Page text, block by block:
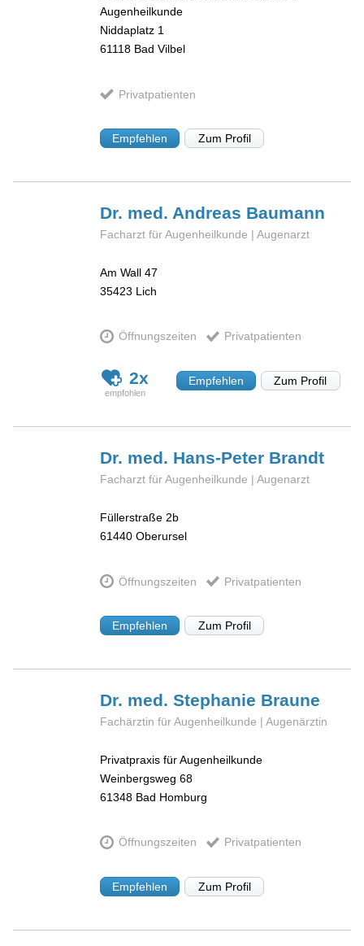
Augenheilkunde
Niddaplatz 1
61118 Bad Vilbel
Privatpatienten
Empfehlen Zum Profil
Dr. med. Andreas Baumann
Facharzt für Augenheilkunde | Augenarzt
Am Wall 47
35423 Lich
Öffnungszeiten Privatpatienten
2x Empfehlen Zum Profil
Dr. med. Hans-Peter Brandt
Facharzt für Augenheilkunde | Augenarzt
Füllerstraße 2b
61440 Oberursel
Öffnungszeiten Privatpatienten
Empfehlen Zum Profil
Dr. med. Stephanie Braune
Fachärztin für Augenheilkunde | Augenärztin
Privatpraxis für Augenheilkunde
Weinbergsweg 68
61348 Bad Homburg
Öffnungszeiten Privatpatienten
Empfehlen Zum Profil